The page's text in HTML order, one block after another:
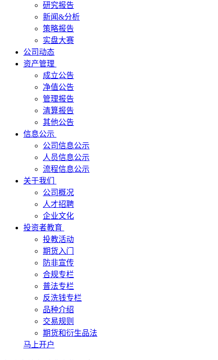
研究报告
新闻&分析
策略报告
实盘大赛
公司动态
资产管理
成立公告
净值公告
管理报告
清算报告
其他公告
信息公示
公司信息公示
人员信息公示
流程信息公示
关于我们
公司概况
人才招聘
企业文化
投资者教育
投教活动
期货入门
防非宣传
合规专栏
普法专栏
反洗钱专栏
品种介绍
交易规则
期货和衍生品法
马上开户